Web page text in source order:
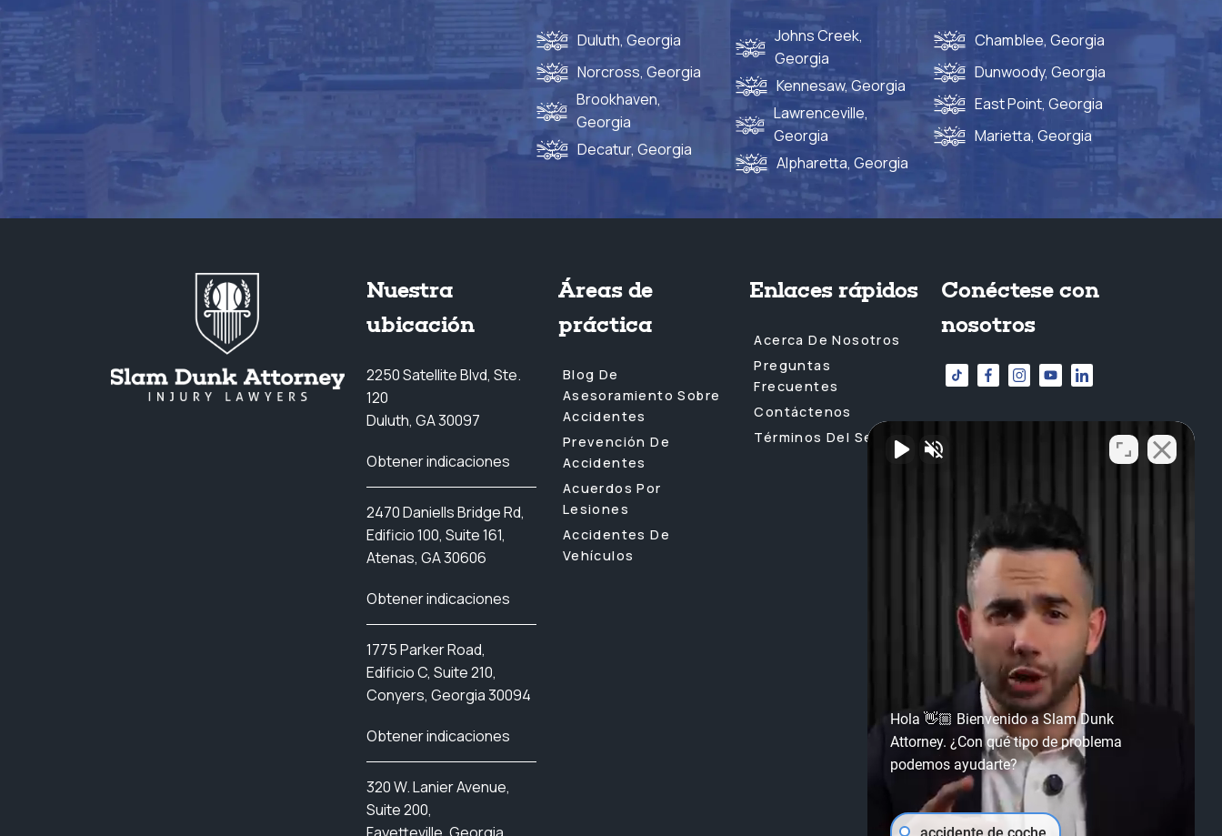
Duluth, Georgia
Norcross, Georgia
Brookhaven,
Georgia
Decatur, Georgia
Johns Creek,
Georgia
Kennesaw, Georgia
Lawrenceville,
Georgia
Alpharetta, Georgia
Chamblee, Georgia
Dunwoody, Georgia
East Point, Georgia
Marietta, Georgia
Nuestra
ubicación
2250 Satellite Blvd, Ste.
120
Duluth, GA 30097
Obtener indicaciones
2470 Daniells Bridge Rd,
Edificio 100, Suite 161,
Atenas, GA 30606
Obtener indicaciones
1775 Parker Road,
Edificio C, Suite 210,
Conyers, Georgia 30094
Obtener indicaciones
320 W. Lanier Avenue,
Suite 200,
Áreas de
práctica
Blog De
Asesoramiento Sobre
Accidentes
Prevención De
Accidentes
Acuerdos Por
Lesiones
Accidentes De
Vehículos
Enlaces rápidos
Acerca De Nosotros
Preguntas
Frecuentes
Contáctenos
Términos Del Servicio
Conéctese con
nosotros
Hola 👋🏼 Bienvenido a Slam Dunk
Attorney. ¿Con qué tipo de problema
podemos ayudarte?